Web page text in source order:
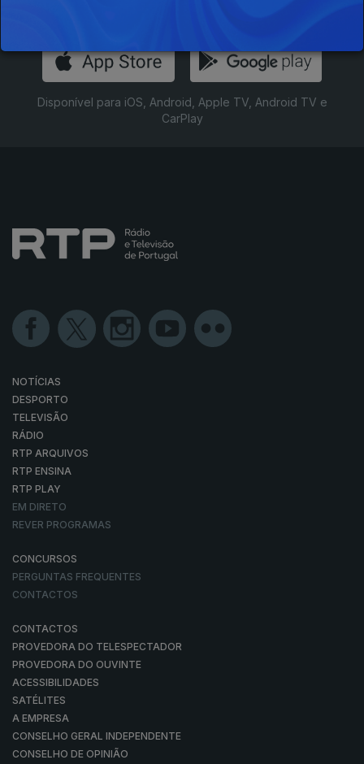
Disponível para iOS, Android, Apple TV, Android TV e
CarPlay
NOTÍCIAS
DESPORTO
TELEVISÃO
RÁDIO
RTP ARQUIVOS
RTP ENSINA
RTP PLAY
EM DIRETO
REVER PROGRAMAS
CONCURSOS
PERGUNTAS FREQUENTES
CONTACTOS
CONTACTOS
PROVEDORA DO TELESPECTADOR
PROVEDORA DO OUVINTE
ACESSIBILIDADES
SATÉLITES
A EMPRESA
CONSELHO GERAL INDEPENDENTE
CONSELHO DE OPINIÃO